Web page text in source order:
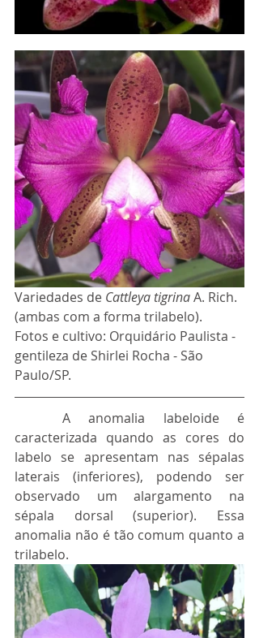
Variedades de Cattleya tigrina A. Rich.
(ambas com a forma trilabelo).
Fotos e cultivo: Orquidário Paulista -
gentileza de Shirlei Rocha - São
Paulo/SP.
caracterizada quando as cores do
labelo se apresentam nas sépalas
laterais (inferiores), podendo ser
observado um alargamento na
sépala dorsal (superior). Essa
anomalia não é tão comum quanto a
trilabelo.